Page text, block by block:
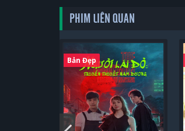
Zhou Wei Wei
PHIM LIÊN QUAN
Bản Đẹp